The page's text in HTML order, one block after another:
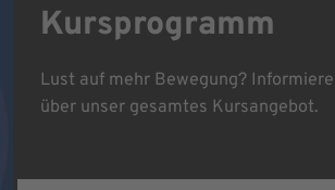
Kursprogramm
Lust auf mehr Bewegung?
über unser gesamtes Kursangebot.